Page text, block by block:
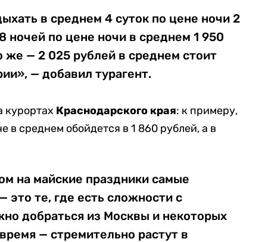
в среднем 4 суток по цене ночи 2
ночей по цене ночи в среднем 1 950
же — 2 025 рублей в среднем стоит
— добавил турагент.
Краснодарского края: к примеру,
в среднем обойдется в 1 860 рублей, а в
на майские праздники самые
те, где есть сложности с
добраться из Москвы и некоторых
— стремительно растут в